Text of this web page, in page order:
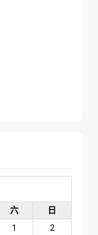
六
日
1
2